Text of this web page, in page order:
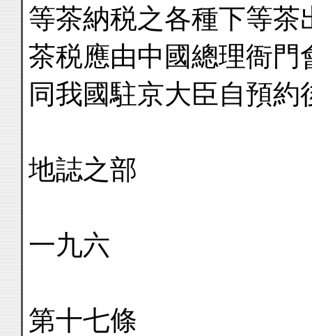
等茶納税之各種下等
茶税應由中國總理衙門
同我國駐京大臣自預
地誌之部
一九六
第十七條